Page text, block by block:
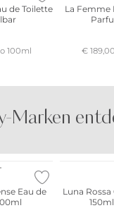
de Toilette
100ml
La Femme
€
Marken
FRAGRANCE
Eau de
Luna